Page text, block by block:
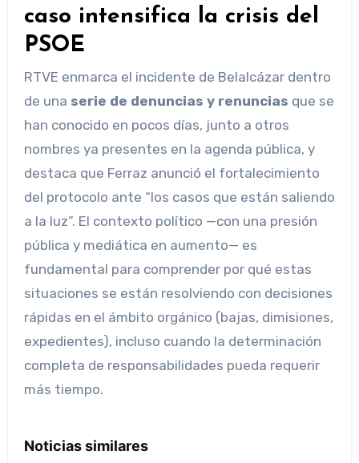
caso intensifica la crisis del
PSOE
RTVE enmarca el incidente de Belalcázar dentro
de una serie de denuncias y renuncias que se
han conocido en pocos días, junto a otros
nombres ya presentes en la agenda pública, y
destaca que Ferraz anunció el fortalecimiento
del protocolo ante “los casos que están saliendo
a la luz”. El contexto político —con una presión
pública y mediática en aumento— es
fundamental para comprender por qué estas
situaciones se están resolviendo con decisiones
rápidas en el ámbito orgánico (bajas, dimisiones,
expedientes), incluso cuando la determinación
completa de responsabilidades pueda requerir
más tiempo.
Noticias similares